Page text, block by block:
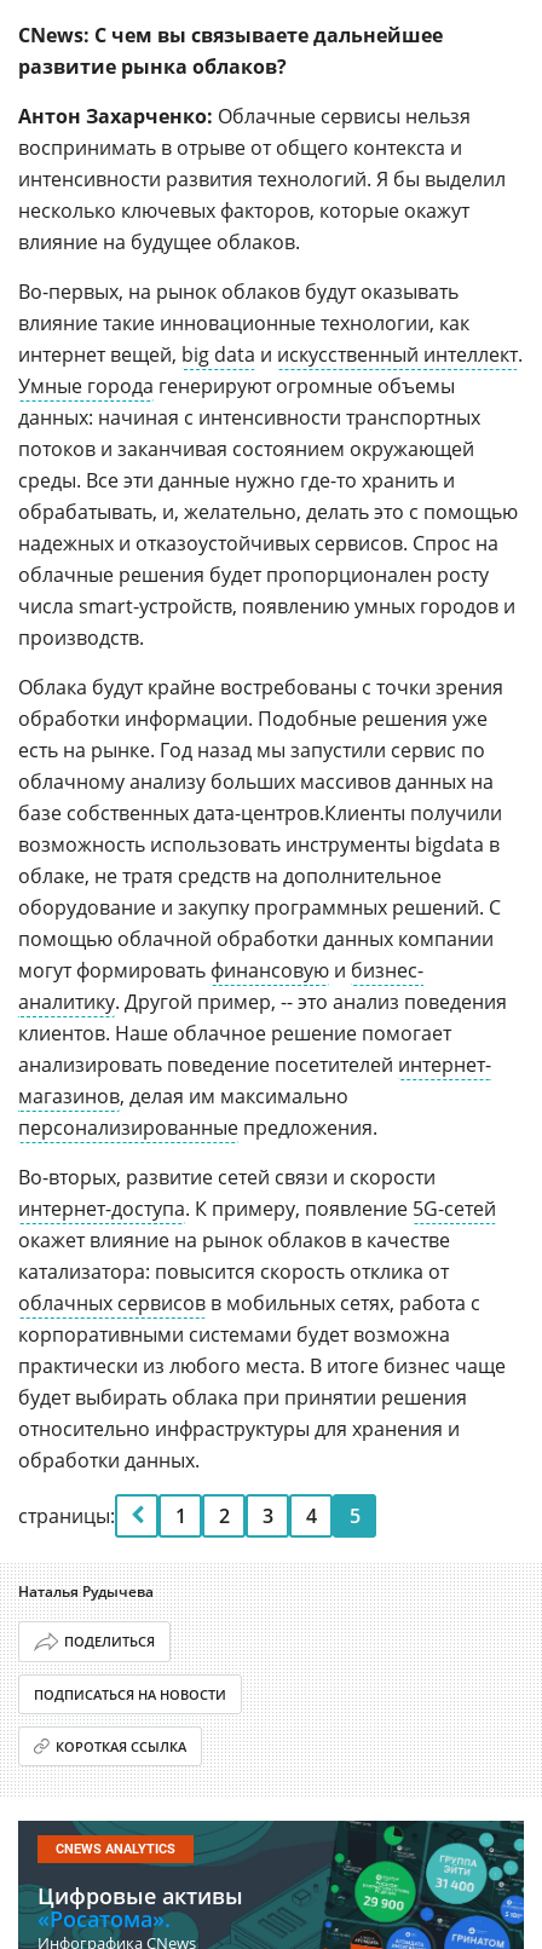
CNews: С чем вы связываете дальнейшее
развитие рынка облаков?
Антон Захарченко: Облачные сервисы нельзя
воспринимать в отрыве от общего контекста и
интенсивности развития технологий. Я бы выделил
несколько ключевых факторов, которые окажут
влияние на будущее облаков.
Во-первых, на рынок облаков будут оказывать
влияние такие инновационные технологии, как
интернет вещей, big data и искусственный интеллект.
Умные города генерируют огромные объемы
данных: начиная с интенсивности транспортных
потоков и заканчивая состоянием окружающей
среды. Все эти данные нужно где-то хранить и
обрабатывать, и, желательно, делать это с помощью
надежных и отказоустойчивых сервисов. Спрос на
облачные решения будет пропорционален росту
числа smart-устройств, появлению умных городов и
производств.
Облака будут крайне востребованы с точки зрения
обработки информации. Подобные решения уже
есть на рынке. Год назад мы запустили сервис по
облачному анализу больших массивов данных на
базе собственных дата-центров.Клиенты получили
возможность использовать инструменты bigdata в
облаке, не тратя средств на дополнительное
оборудование и закупку программных решений. С
помощью облачной обработки данных компании
могут формировать финансовую и бизнес-
аналитику. Другой пример, -- это анализ поведения
клиентов. Наше облачное решение помогает
анализировать поведение посетителей интернет-
магазинов, делая им максимально
персонализированные предложения.
Во-вторых, развитие сетей связи и скорости
интернет-доступа. К примеру, появление 5G-сетей
окажет влияние на рынок облаков в качестве
катализатора: повысится скорость отклика от
облачных сервисов в мобильных сетях, работа с
корпоративными системами будет возможна
практически из любого места. В итоге бизнес чаще
будет выбирать облака при принятии решения
относительно инфраструктуры для хранения и
обработки данных.
страницы: 1 2 3 4 5
Наталья Рудычева
ПОДЕЛИТЬСЯ
ПОДПИСАТЬСЯ НА НОВОСТИ
КОРОТКАЯ ССЫЛКА
CNEWS ANALYTICS
Цифровые активы
«Росатома».
Инфографика CNews